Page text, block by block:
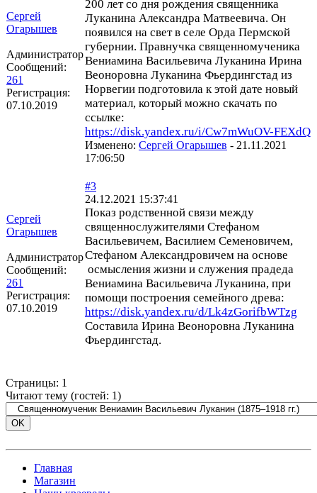
Сергей
Огарышев
Администратор
Сообщений:
261
Регистрация:
07.10.2019
200 лет со дня рождения священника
Луканина Александра Матвеевича. Он
появился на свет в селе Орда Пермской
губернии. Правнучка священномученика
Вениамина Васильевича Луканина Ирина
Веоноровна Луканина Фьердингстад из
Норвегии подготовила к этой дате новый
материал, который можно скачать по
ссылке:
https://disk.yandex.ru/i/Cw7mWuOV-FEXdQ
Изменено: Сергей Огарышев - 21.11.2021
17:06:50
Сергей
Огарышев
Администратор
Сообщений:
261
Регистрация:
07.10.2019
#3
24.12.2021 15:37:41
Показ родственной связи между
священнослужителями Стефаном
Васильевичем, Василием Семеновичем,
Стефаном Александровичем на основе
осмысления жизни и служения прадеда
Вениамина Васильевича Луканина, при
помощи построения семейного древа:
https://disk.yandex.ru/d/Lk4zGorifbWTzg
Составила Ирина Веоноровна Луканина
Фьердингстад.
Страницы: 1
Читают тему (гостей: 1)
Главная
Магазин